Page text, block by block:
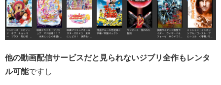
他の動画配信サービスだと見られないジブリ全作もレンタ
ル可能ですし